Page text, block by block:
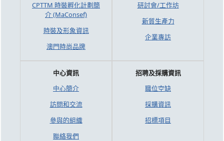
CPTTM 時裝孵化計劃簡
介 (MaConsef)
時裝及形象資訊
澳門時尚品牌
研討會/工作坊
新質生產力
企業專訪
中心資訊
中心簡介
訪問和交流
參與的組織
聯絡我們
招聘及採購資訊
職位空缺
採購資訊
招標項目